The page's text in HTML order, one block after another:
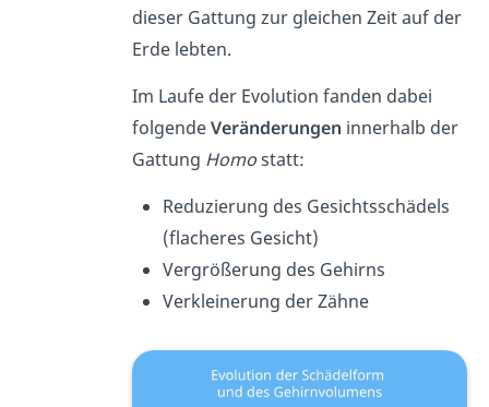
dieser Gattung zur gleichen Zeit auf der
Erde lebten.
Im Laufe der Evolution fanden dabei
folgendeVeränderungen innerhalb der
Gattung Homostatt:
Reduzierung des Gesichtsschädels
(flacheres Gesicht)
Vergrößerung des Gehirns
Verkleinerung der Zähne